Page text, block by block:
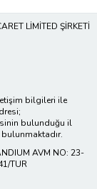
LİMİTED ŞİRKETİ
bilgileri ile
bulunduğu il
AVM NO: 23-
TUR